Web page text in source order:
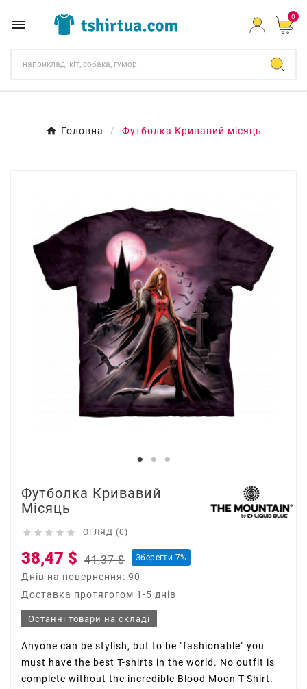
 0
Головна Футболка Кривавий місяць
Футболка Кривавий
Місяць
     ОГЛЯД (0)
38,47 $ 41,37 $ Зберегти 7%
Днів на повернення: 90
Доставка протягогом 1-5 днів
Останні товари на складі
Anyone can be stylish, but to be "fashionable" you
must have the best T-shirts in the world. No outfit is
complete without the incredible Blood Moon T-Shirt.